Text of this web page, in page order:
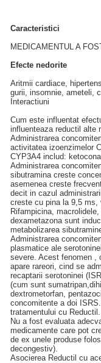
Caracteristici
MEDICAMENTUL A
Efecte nedorite
Aritmii cardiace,
gurii, insomnie, ameteli,
Interactiuni
Cum este influentat
influenteaza reductil alte
Administrarea
activitatea izoenzimelor
CYP3A4 includ:
Administrarea
sibutramina creste
asemenea creste
decit in cazul
creste cu pina la 9,5 ms,
Rifampicina,
dexametazona sunt
metabolizarea
Administrarea
plasmatice ale
severe. Acest fenomen ,
apare rareori, cind se
recaptarii serotoninei
(cum sunt
dextrometorfan,
concomitente a doi
tratamentului cu Reductil.
Nu a fost evaluata
medicamente care pot
de ex unele produse
decongestiv).
Asocierea Reductil cu